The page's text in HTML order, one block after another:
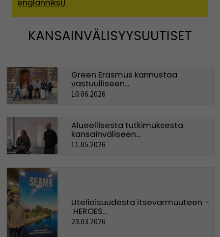
englanniksi)
KANSAINVÄLISYYSUUTISET
Green Erasmus kannustaa
vastuulliseen...
10.06.2026
Alueellisesta tutkimuksesta
kansainväliseen...
11.05.2026
Uteliaisuudesta itsevarmuuteen –
HEROES...
23.03.2026